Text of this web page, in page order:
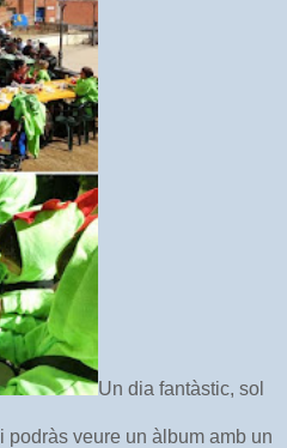
Un dia fantàstic, sol
i podràs veure un àlbum amb un